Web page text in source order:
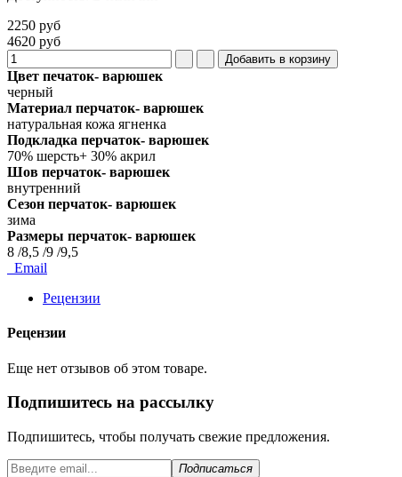
2250 руб
4620 руб
Цвет печаток- варюшек
черный
Материал перчаток- варюшек
натуральная кожа ягненка
Подкладка перчаток- варюшек
70% шерсть+ 30% акрил
Шов перчаток- варюшек
внутренний
Сезон перчаток- варюшек
зима
Размеры перчаток- варюшек
8 /8,5 /9 /9,5
Email
Рецензии
Рецензии
Еще нет отзывов об этом товаре.
Подпишитесь на рассылку
Подпишитесь, чтобы получать свежие предложения.
Подписаться